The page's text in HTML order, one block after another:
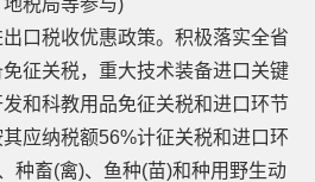
税局等参与)
口税收优惠政策。积极落实全省
征关税，重大技术装备进口关键
和科教用品免征关税和进口环节
应纳税额56%计征关税和进口环
种畜(禽)、鱼种(苗)和种用野生动